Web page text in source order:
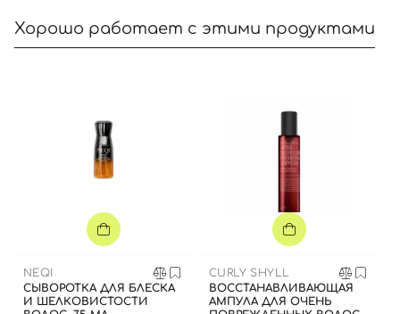
Хорошо работает с этими продуктами
NEQI
СЫВОРОТКА ДЛЯ БЛЕСКА
И ШЕЛКОВИСТОСТИ
CURLY SHYLL
ВОССТАНАВЛИВАЮЩАЯ
АМПУЛА ДЛЯ ОЧЕНЬ
Вход
Номер телефона
принимаете условияПользовательские соглашения